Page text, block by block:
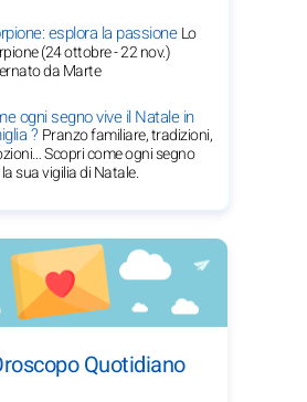
esplora la passioneLo
(24 ottobre - 22 nov.)
da Marte
ogni segno vive il Natale in
?Pranzo familiare, tradizioni,
Scopri come ogni segno
sua vigilia di Natale.
Quotidiano